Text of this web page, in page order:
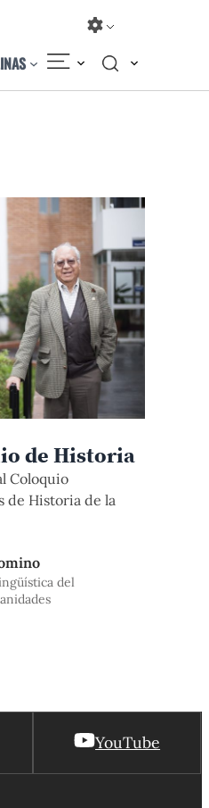
de Historia
Coloquio
de Historia de la
del
YouTube